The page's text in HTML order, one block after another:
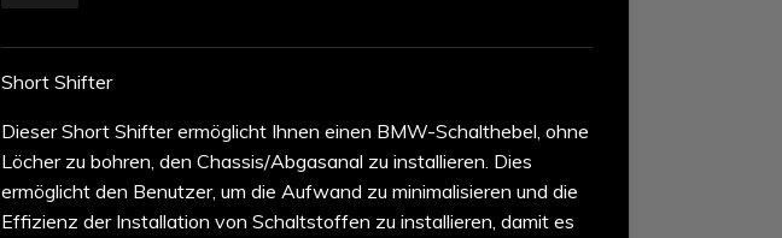
Short Shifter
Dieser Short Shifter ermöglicht Ihnen einen BMW-Schalthebel, ohne
Löcher zu bohren, den Chassis/Abgasanal zu installieren. Dies
ermöglicht den Benutzer, um die Aufwand zu minimalisieren und die
Effizienz der Installation von Schaltstoffen zu installieren, damit es